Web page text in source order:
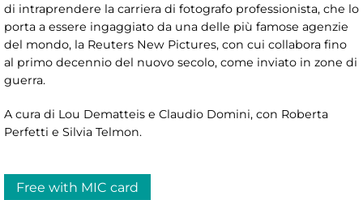
di intraprendere la carriera di fotografo professionista, che lo
porta a essere ingaggiato da una delle più famose agenzie
del mondo, la Reuters New Pictures, con cui collabora fino
al primo decennio del nuovo secolo, come inviato in zone di
guerra.
A cura di Lou Dematteis e Claudio Domini, con Roberta
Perfetti e Silvia Telmon.
Free with MIC card